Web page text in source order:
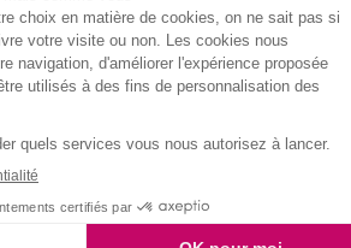
PAS AVEC NOUS